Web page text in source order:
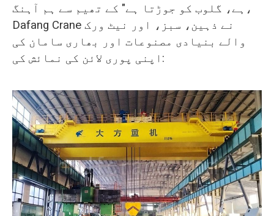
ہے، گلوب کو جوڑتا ہے" کے تھیم سے ہم آہنگ،
Dafang Crane نے ذہین، سبز، اور نیٹ ورک
والے بنیادی مصنوعات اور بھاری سامان کی
اپنی پوری لائن کی نمائش کی: